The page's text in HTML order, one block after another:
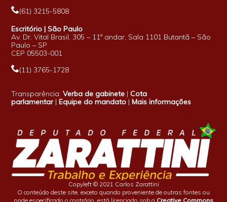
(61) 3215-5808
Escritório | São Paulo
Av. Dr. Vital Brasil, 305 – 11º andar, Sala 1101 Butantã – São
Paulo – SP
CEP 05503-001
(11) 3765-1728
Transparência:Verba de gabinete |Cota
parlamentar| Equipe do mandato | Mais informações
Copyleft © 2021 Carlos Zarattini
O conteúdo deste site, exceto quando proveniente de outras fontes ou
onde especificado o contrário, está licenciado sob a Creative Commons